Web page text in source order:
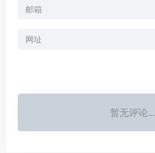
暂无评论...